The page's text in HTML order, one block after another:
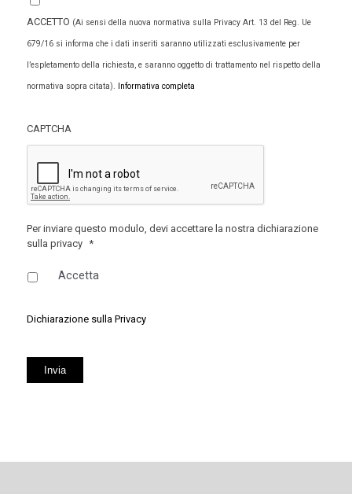
ACCETTO (Ai sensi della nuova normativa sulla Privacy Art. 13 del Reg. Ue
679/16 si informa che i dati inseriti saranno utilizzati esclusivamente per
l’espletamento della richiesta, e saranno oggetto di trattamento nel rispetto della
normativa sopra citata). Informativa completa
CAPTCHA
Per inviare questo modulo, devi accettare la nostra dichiarazione
sulla privacy *
Accetta
Dichiarazione sulla Privacy
Invia